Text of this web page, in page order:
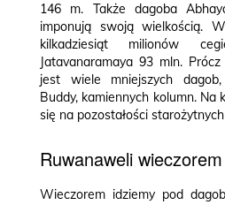
146 m. Także dagoba
imponują swoją wielkością.
kilkadziesiąt milionów
Jatavanaramaya 93 mln.
jest wiele mniejszych
Buddy, kamiennych kolumn. Na
się na pozostałości
Ruwanaweli wieczorem
Wieczorem idziemy pod